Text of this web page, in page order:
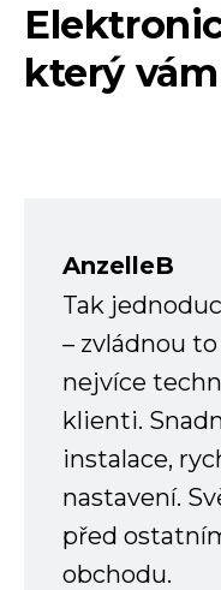
který
AnzelleB
Tak
– zvládnou
nejvíce
klienti.
instalace,
nastavení.
před
obchodu.